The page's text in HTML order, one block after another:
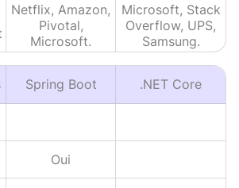
Netflix, Amazon,
Pivotal,
Microsoft.
Microsoft, Stack
Overflow, UPS,
Samsung.
Spring Boot .NET Core
Oui